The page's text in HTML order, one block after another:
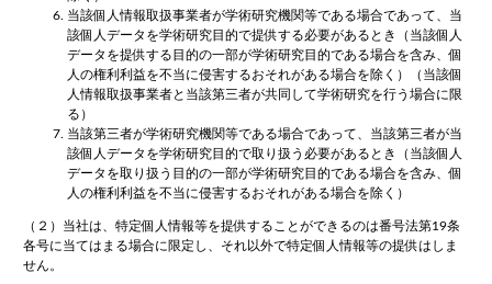
当該個人情報取扱事業者が学術研究機関等である場合であって、当
該個人データを学術研究目的で提供する必要があるとき（当該個人
データを提供する目的の一部が学術研究目的である場合を含み、個
人の権利利益を不当に侵害するおそれがある場合を除く）（当該個
人情報取扱事業者と当該第三者が共同して学術研究を行う場合に限
る）
当該第三者が学術研究機関等である場合であって、当該第三者が当
該個人データを学術研究目的で取り扱う必要があるとき（当該個人
データを取り扱う目的の一部が学術研究目的である場合を含み、個
人の権利利益を不当に侵害するおそれがある場合を除く）
（２）当社は、特定個人情報等を提供することができるのは番号法第19条
各号に当てはまる場合に限定し、それ以外で特定個人情報等の提供はしま
せん。